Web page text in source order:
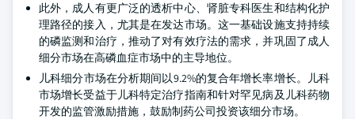
此外，成人有更广泛的透析中心、肾脏专科医生和结构化护
理路径的接入，尤其是在发达市场。这一基础设施支持持续
的磷监测和治疗，推动了对有效疗法的需求，并巩固了成人
细分市场在高磷血症市场中的主导地位。
儿科细分市场在分析期间以9.2%的复合年增长率增长。儿科
市场增长受益于儿科特定治疗指南和针对罕见病及儿科药物
开发的监管激励措施，鼓励制药公司投资该细分市场。